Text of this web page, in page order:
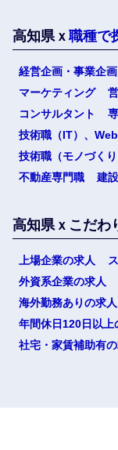
高知県ｘ 職種で
経営企画・事業企画
マーケティング
コンサルタント
技術職（IT）、
技術職（モノづくり
不動産専門職
建
高知県ｘこだわ
上場企業の求人
外資系企業の求人
海外勤務ありの求人
年間休日120日以上
社宅・家賃補助有